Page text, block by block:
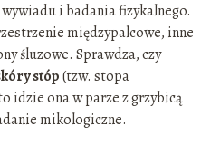
i badania fizykalnego.
międzypalcowe, inne
śluzowe. Sprawdza, czy
stóp(tzw. stopa
idzie ona w parze z grzybicą
mikologiczne.